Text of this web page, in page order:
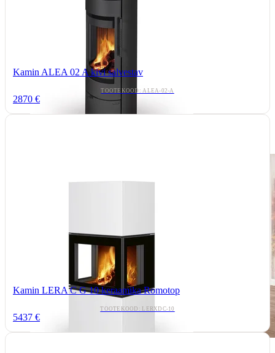
Kamin ALEA 02 A kivi salvestav
TOOTEKOOD: ALEA-02-A
2870 €
Kamin LERA C G 10 keraamika Romotop
TOOTEKOOD: LERXDC-10
5437 €